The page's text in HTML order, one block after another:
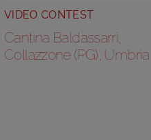
VIDEO CONTEST
Cantina Baldassarri,
Collazzone (PG), Umbria